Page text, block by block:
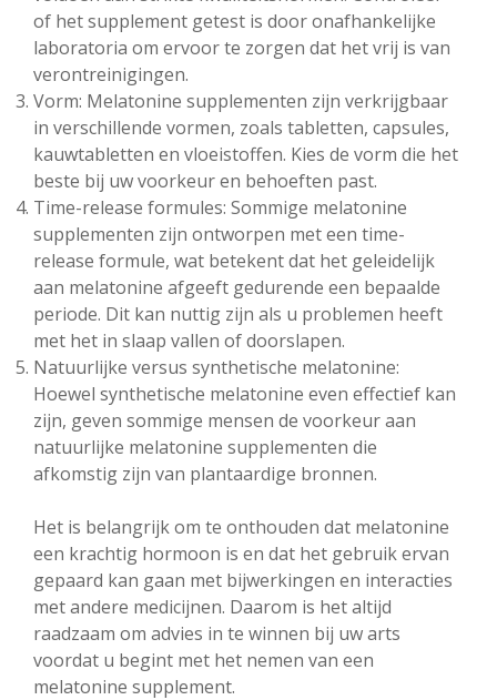
of het supplement getest is door onafhankelijke
laboratoria om ervoor te zorgen dat het vrij is van
verontreinigingen.
Vorm: Melatonine supplementen zijn verkrijgbaar
in verschillende vormen, zoals tabletten, capsules,
kauwtabletten en vloeistoffen. Kies de vorm die het
beste bij uw voorkeur en behoeften past.
Time-release formules: Sommige melatonine
supplementen zijn ontworpen met een time-
release formule, wat betekent dat het geleidelijk
aan melatonine afgeeft gedurende een bepaalde
periode. Dit kan nuttig zijn als u problemen heeft
met het in slaap vallen of doorslapen.
Natuurlijke versus synthetische melatonine:
Hoewel synthetische melatonine even effectief kan
zijn, geven sommige mensen de voorkeur aan
natuurlijke melatonine supplementen die
afkomstig zijn van plantaardige bronnen.
Het is belangrijk om te onthouden dat melatonine
een krachtig hormoon is en dat het gebruik ervan
gepaard kan gaan met bijwerkingen en interacties
met andere medicijnen. Daarom is het altijd
raadzaam om advies in te winnen bij uw arts
voordat u begint met het nemen van een
melatonine supplement.